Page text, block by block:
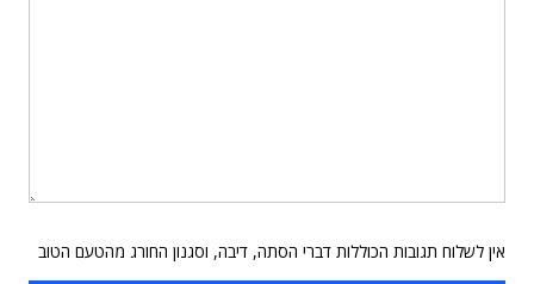
אין לשלוח תגובות הכוללות דברי הסתה, דיבה, וסגנון החורג מהטעם הטוב